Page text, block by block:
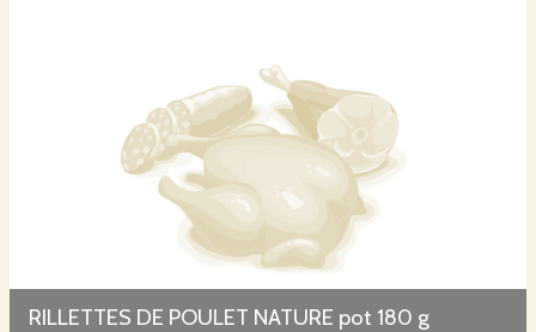
RILLETTES DE POULET NATURE pot 180 g